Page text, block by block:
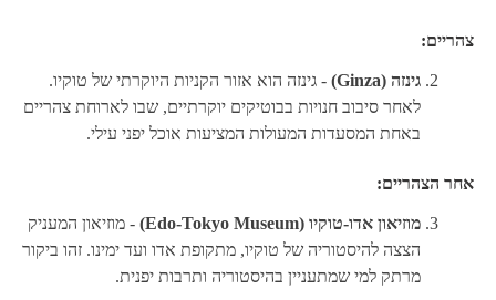
צהריים:
גינזה (Ginza)
- גינזה הוא אזור הקניות היוקרתי של טוקיו.
לאחר סיבוב חנויות בבוטיקים יוקרתיים, שבו לארוחת צהריים
באחת המסעדות המעולות המציעות אוכל יפני עילי.
אחר הצהריים:
מוזיאון אדו-טוקיו (Edo-Tokyo Museum)
- מוזיאון המעניק
הצצה להיסטוריה של טוקיו, מתקופת אדו ועד ימינו. זהו ביקור
מרתק למי שמתעניין בהיסטוריה ותרבות יפנית.